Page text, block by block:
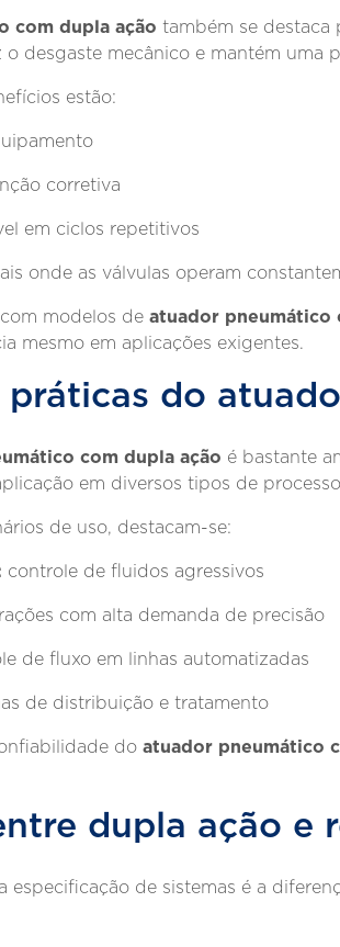
com dupla ação também se destaca
o desgaste mecânico e mantém uma
estão:
corretiva
em ciclos repetitivos
onde as válvulas operam
modelos deatuador pneumático
mesmo em aplicações exigentes.
práticas do
com dupla ação é bastante
em diversos tipos de
de uso, destacam-se:
controle de fluidos agressivos
com alta demanda de precisão
de fluxo em linhas automatizadas
de distribuição e tratamento
doatuador pneumático
dupla ação e
especificação de sistemas é a